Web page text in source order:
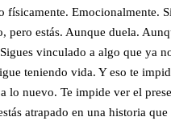
físicamente. Emocionalmente.
pero estás. Aunque duela.
vinculado a algo que ya
teniendo vida. Y eso te
lo nuevo. Te impide ver el
atrapado en una historia